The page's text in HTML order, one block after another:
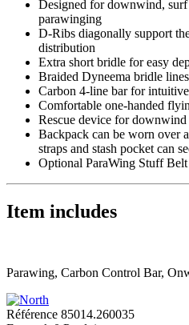
Designed for downwind, surf
parawinging
D-Ribs diagonally support
distribution
Extra short bridle for easy
Braided Dyneema bridle lines
Carbon 4-line bar for
Comfortable one-handed
Rescue device for
Backpack can be worn over
straps and stash pocket can
Optional ParaWing Stuff Belt
Item includes
Parawing, Carbon Control Bar,
Référence 85014.260035